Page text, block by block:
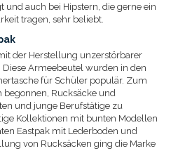
und auch bei Hipstern, die gerne ein
tragen, sehr beliebt.
der Herstellung unzerstörbarer
Diese Armeebeutel wurden in den
für Schüler populär. Zum
begonnen, Rucksäcke und
und junge Berufstätige zu
Kollektionen mit bunten Modellen
Eastpak mit Lederboden und
von Rucksäcken ging die Marke